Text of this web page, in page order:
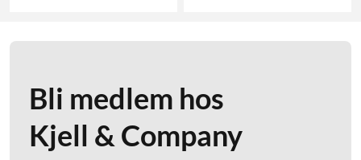
Bli medlem hos
Kjell & Company